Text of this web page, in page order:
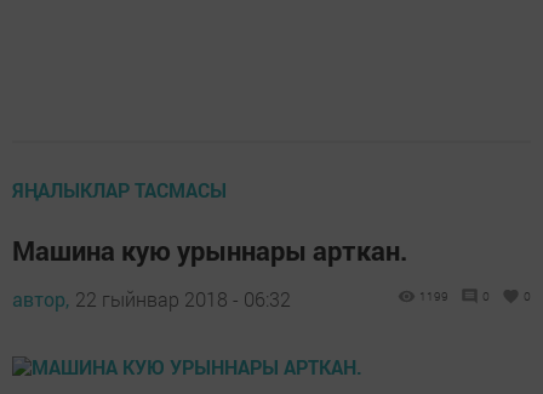
ЯҢАЛЫКЛАР ТАСМАСЫ
Машина кую урыннары арткан.
автор, 22 гыйнвар 2018 - 06:32 1199 0 0